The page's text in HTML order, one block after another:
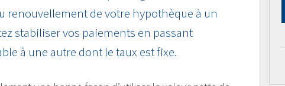
renouvellement de votre hypothèque à un
stabiliser vos paiements en passant
à une autre dont le taux est fixe.